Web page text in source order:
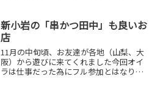
いち全てオシャレなのでありますお目当
ての迷子札の...
新小岩の「串かつ田中」も良いお
店
11月の中旬頃、お友達が各地（山梨、大
阪）から遊びに来てくれました今回オイ
ラは仕事だった為にフル参加とはなりま